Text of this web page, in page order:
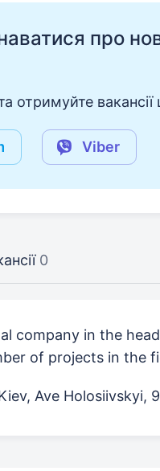
про
отримуйте вакансії
Viber
0
company in the
of projects in the
Ave Holosiivskyi,